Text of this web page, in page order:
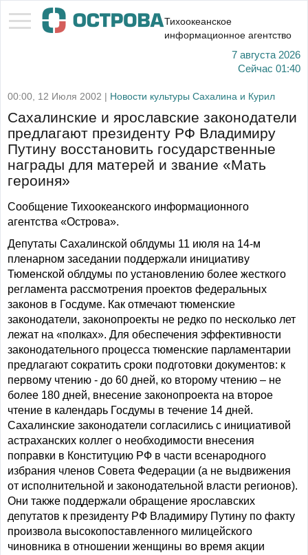
Тихоокеанское
информационное агентство
7 августа 2026
Сейчас 01:40
00:00, 12 Июля 2002 | Новости культуры Сахалина и Курил
Сахалинские и ярославские законодатели
предлагают президенту РФ Владимиру
Путину восстановить государственные
награды для матерей и звание «Мать
героиня»
Сообщение Тихоокеанского информационного
агентства «Острова».
Депутаты Сахалинской облдумы 11 июля на 14-м
пленарном заседании поддержали инициативу
Тюменской облдумы по установлению более жесткого
регламента рассмотрения проектов федеральных
законов в Госдуме. Как отмечают тюменские
законодатели, законопроекты не редко по несколько лет
лежат на «полках». Для обеспечения эффективности
законодательного процесса тюменские парламентарии
предлагают сократить сроки подготовки документов: к
первому чтению - до 60 дней, ко второму чтению – не
более 180 дней, внесение законопроекта на второе
чтение в календарь Госдумы в течение 14 дней.
Сахалинские законодатели согласились с инициативой
астраханских коллег о необходимости внесения
поправки в Конституцию РФ в части всенародного
избрания членов Совета Федерации (а не выдвижения
от исполнительной и законодательной власти регионов).
Они также поддержали обращение ярославских
депутатов к президенту РФ Владимиру Путину по факту
произвола высокопоставленного милицейского
чиновника в отношении женщины во время акции